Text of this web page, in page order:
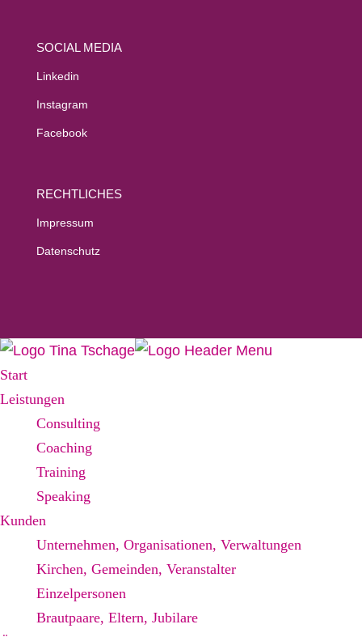
SOCIAL MEDIA
Linkedin
Instagram
Facebook
RECHTLICHES
Impressum
Datenschutz
Start
Leistungen
Consulting
Coaching
Training
Speaking
Kunden
Unternehmen, Organisationen, Verwaltungen
Kirchen, Gemeinden, Veranstalter
Einzelpersonen
Brautpaare, Eltern, Jubilare